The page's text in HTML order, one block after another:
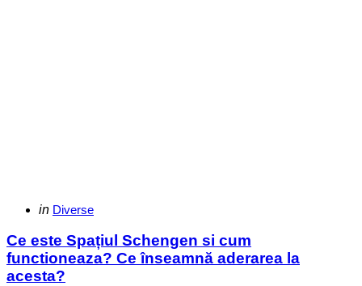
Categories
Posted
in Diverse
Ce este Spațiul Schengen si cum
functioneaza? Ce înseamnă aderarea la
acesta?